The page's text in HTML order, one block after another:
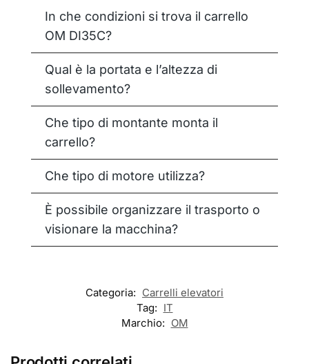
In che condizioni si trova il carrello
OM DI35C?
Qual è la portata e l’altezza di
sollevamento?
Che tipo di montante monta il
carrello?
Che tipo di motore utilizza?
È possibile organizzare il trasporto o
visionare la macchina?
Categoria: Carrelli elevatori
Tag: IT
Marchio: OM